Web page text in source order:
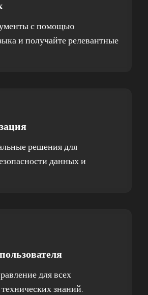
с помощью
и получайте релевантные
решения для
данных и
для всех
знаний.